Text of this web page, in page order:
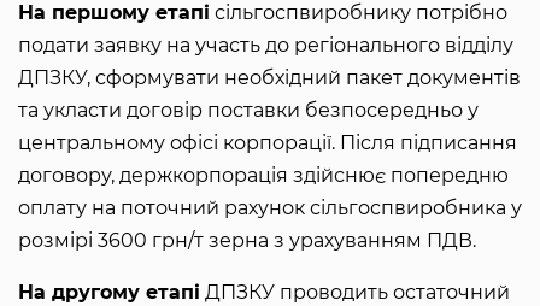
На першому етапі сільгоспвиробнику потрібно
подати заявку на участь до регіонального відділу
ДПЗКУ, сформувати необхідний пакет документів
та укласти договір поставки безпосередньо у
центральному офісі корпорації. Після підписання
договору, держкорпорація здійснює попередню
оплату на поточний рахунок сільгоспвиробника у
розмірі 3600 грн/т зерна з урахуванням ПДВ.
На другому етапі ДПЗКУ проводить остаточний